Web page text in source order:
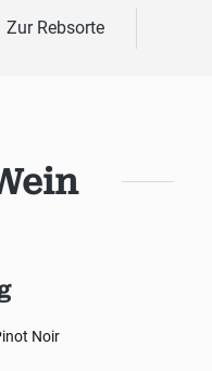
Zur Rebsorte
Noir